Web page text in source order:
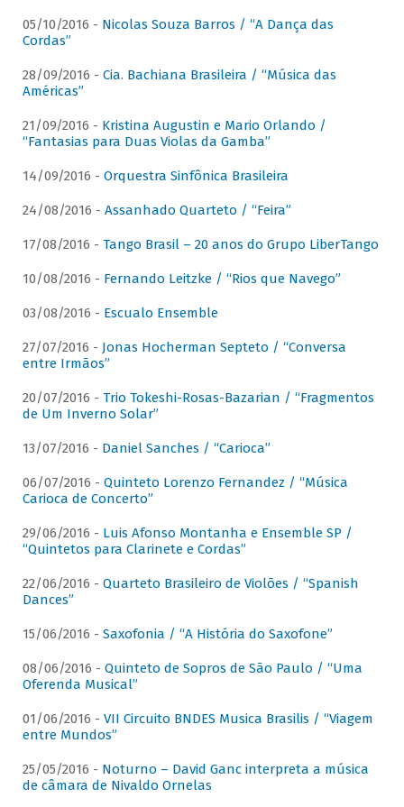
05/10/2016 - Nicolas Souza Barros / “A Dança das
Cordas”
28/09/2016 - Cia. Bachiana Brasileira / “Música das
Américas”
21/09/2016 - Kristina Augustin e Mario Orlando /
“Fantasias para Duas Violas da Gamba”
14/09/2016 - Orquestra Sinfônica Brasileira
24/08/2016 - Assanhado Quarteto / “Feira”
17/08/2016 - Tango Brasil – 20 anos do Grupo LiberTango
10/08/2016 - Fernando Leitzke / “Rios que Navego”
03/08/2016 - Escualo Ensemble
27/07/2016 - Jonas Hocherman Septeto / “Conversa
entre Irmãos”
20/07/2016 - Trio Tokeshi-Rosas-Bazarian / “Fragmentos
de Um Inverno Solar”
13/07/2016 - Daniel Sanches / “Carioca”
06/07/2016 - Quinteto Lorenzo Fernandez / “Música
Carioca de Concerto”
29/06/2016 - Luis Afonso Montanha e Ensemble SP /
“Quintetos para Clarinete e Cordas”
22/06/2016 - Quarteto Brasileiro de Violões / “Spanish
Dances”
15/06/2016 - Saxofonia / “A História do Saxofone”
08/06/2016 - Quinteto de Sopros de São Paulo / “Uma
Oferenda Musical”
01/06/2016 - VII Circuito BNDES Musica Brasilis / “Viagem
entre Mundos”
25/05/2016 - Noturno – David Ganc interpreta a música
de câmara de Nivaldo Ornelas